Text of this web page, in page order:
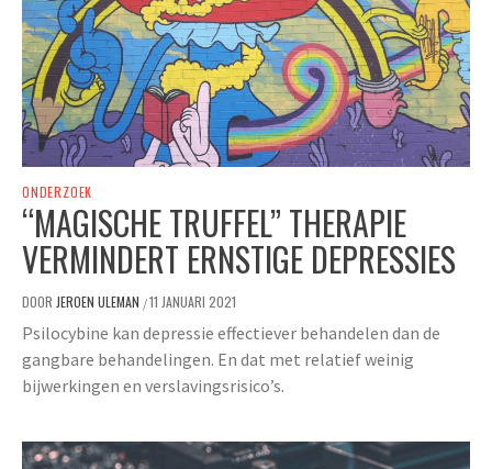
ONDERZOEK
“MAGISCHE TRUFFEL” THERAPIE
VERMINDERT ERNSTIGE DEPRESSIES
DOOR JEROEN ULEMAN /11 JANUARI 2021
Psilocybine kan depressie effectiever behandelen dan de
gangbare behandelingen. En dat met relatief weinig
bijwerkingen en verslavingsrisico’s.